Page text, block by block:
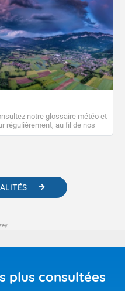
notre glossaire météo et
régulièrement, au fil de nos
des liens utiles vers nos
plus consultées